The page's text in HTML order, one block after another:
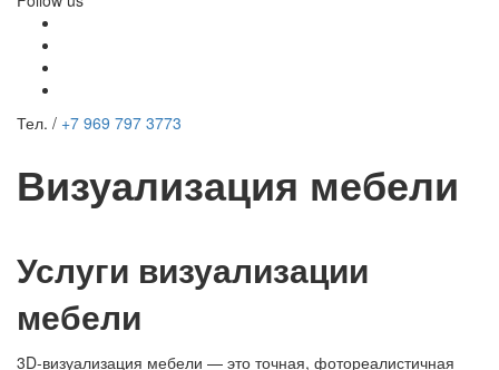
Тел. / +7 969 797 3773
Визуализация мебели
Услуги визуализации
мебели
3D-визуализация мебели — это точная, фотореалистичная